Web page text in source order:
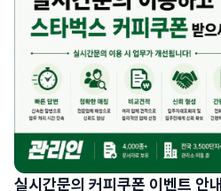
실시간문의 커피쿠폰 이벤트 안내